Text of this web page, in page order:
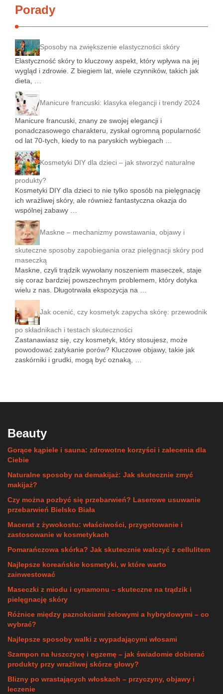
Porady
Sposoby na zwiększenie elastyczności skóry
Elastyczność skóry to kluczowy aspekt, który wpływa na jej
wygląd i zdrowie. Z biegiem lat, wiele czynników, takich jak
dieta, …
Manicure francuski: klasyka elegancji i trendy 2024
Manicure francuski, znany ze swojej elegancji i
ponadczasowego charakteru, zyskał ogromną popularność
od lat 70-tych, kiedy to na paryskich wybiegach …
Kosmetyki DIY dla dzieci – jak stworzyć naturalne
produkty?
Kosmetyki DIY dla dzieci to nie tylko sposób na pielęgnację
ich wrażliwej skóry, ale również fantastyczna okazja do
wspólnej zabawy …
Maskne – mechanizmy powstawania, objawy i
skuteczne sposoby zapobiegania oraz pielęgnacji skóry pod
maseczką
Maskne, czyli trądzik wywołany noszeniem maseczek, staje
się coraz bardziej powszechnym problemem, który dotyka
wielu z nas. Długotrwała ekspozycja na …
Jak ocenić, czy kosmetyk zapycha skórę: przewodnik
po składnikach i testach skuteczności
Zastanawiasz się, czy kosmetyk, który stosujesz, może
powodować zatykanie porów? Kluczowe objawy, takie jak
zaskórniki i grudki, mogą być oznaką, …
Beauty
Gorące kąpiele i sauna: zdrowotne korzyści i zalecenia dla
Ciebie
Naturalne sposoby na demakijaż: Jak skutecznie zmyć
makijaż?
Czy można pozbyć się przebarwień? Laserowe usuwanie
przebarwień Bielsko Biała
Macerat z żywokostu: właściwości, przygotowanie i
zastosowanie w kosmetykach
Pomarańczowa skórka? Jak skutecznie walczyć z cellulitem
Najlepsze koreańskie kosmetyki, w które warto
zainwestować
Maseczki z miodu i cynamonu – skuteczne na trądzik i
pielęgnację skóry
Różnice między paznokciami żelowymi a hybrydowymi – co
wybrać?
Najlepsze sposoby walki z wypadającymi włosami
Szampon na łuszczycę i egzemę – jak świadomie dobierać
produkty przy wrażliwej skórze głowy?
Blizny po wrastających włoskach – przyczyny, objawy i
leczenie